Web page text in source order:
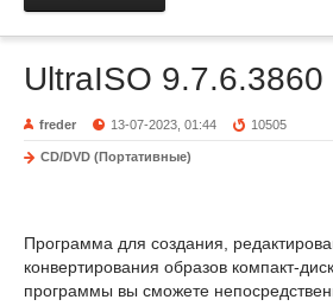
UltraISO 9.7.6.3860
freder 13-07-2023, 01:44 10505
CD/DVD (Портативные)
Программа для создания,
конвертирования образов компакт-
программы вы сможете